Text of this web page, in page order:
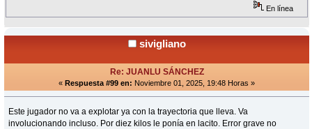
En línea
sivigliano
Re: JUANLU SÁNCHEZ
« Respuesta #99 en: Noviembre 01, 2025, 19:48 Horas »
Este jugador no va a explotar ya con la trayectoria que lleva. Va
involucionando incluso. Por diez kilos le ponía en lacito. Error grave no